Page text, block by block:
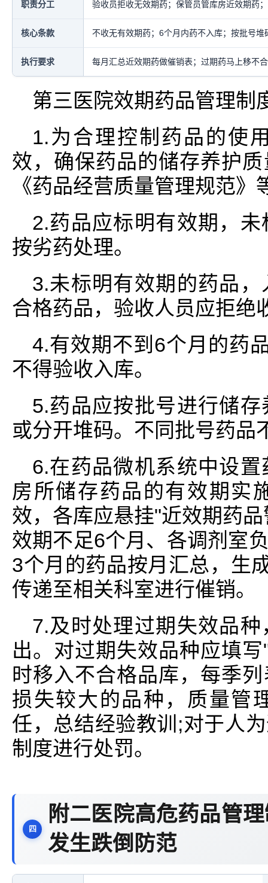
职责分工 验收员拒收无效期药；保管员管库房近效期药
核心条款 不收无有效期药；6个月内药不入库；按批号
执行要求 每月汇总近效期药做催销表；过期药马上移不
第三医院效期药品管理制
1.为合理控制药品的使
效，确保药品的储存养护
《药品经营质量管理规范
2.药品应标明有效期，
按劣药处理。
3.未标明有效期的药品
合格药品，验收人员应拒绝
4.有效期不到6个月的药
不得验收入库。
5.药品应按批号进行储
或分开堆码。不同批号药品
6.在药品微机系统中设
房所储存药品的有效期实
效，各库应悬挂"近效期药
效期不足6个月、各调剂室
3个月的药品按月汇总，生
传递至相关科室进行催销。
7.及时处理过期失效品
出。对过期失效品种应填
时移入不合格品库，每季
损失较大的品种，质量管
任，总结经验教训;对于人
制度进行处罚。
附二医院高危药品管
发生跌倒防范